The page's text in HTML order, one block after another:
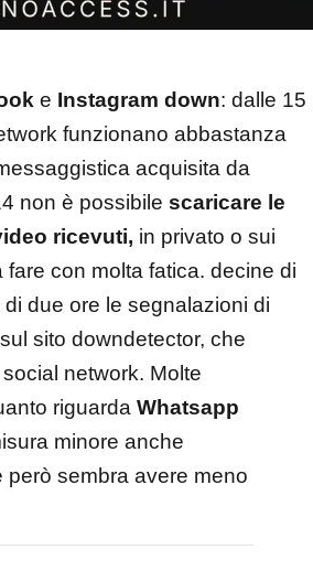
e Instagram down: dalle 15
funzionano abbastanza
acquisita da
non è possibile scaricare le
ricevuti, in privato o sui
fare con molta fatica. decine di
due ore le segnalazioni di
sito downdetector, che
network. Molte
riguarda Whatsapp
minore anche
però sembra avere meno